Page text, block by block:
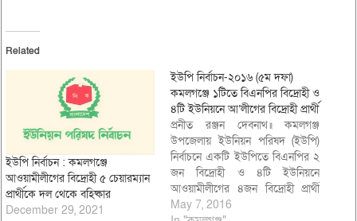
Related
ইউপি নির্বাচন : কমলগঞ্জে
আওয়ামীলীগের বিদ্রোহী ৫ চেয়ারম্যান
প্রার্থীকে দল থেকে বহিষ্কার
December 29, 2021
ইউপি নির্বাচন-২০১৬ (৫ম দফা)
কমলগঞ্জে ১টিতে বিএনপির বিদ্রোহী ও
৪টি ইউনিয়নে আ’লীগের বিদ্রোহী প্রার্থী
প্রনীত রঞ্জন দেবনাথ॥ কমলগঞ্জ
উপজেলায় ইউনিয়ন পরিষদ (ইউপি)
নির্বাচনে একটি ইউপিতে বিএনপির ২
জন বিদ্রোহী ও ৪টি ইউনিয়নে
আওয়ামীলীগের ৪জন বিদ্রোহী প্রার্থী
রয়েছেন। এ উপজেলায় আগামী ২৮
May 7, 2016